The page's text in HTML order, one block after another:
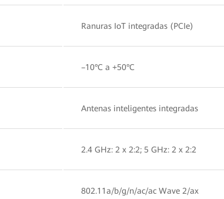
Ranuras IoT integradas (PCIe)
–10°C a +50°C
Antenas inteligentes integradas
2.4 GHz: 2 x 2:2; 5 GHz: 2 x 2:2
802.11a/b/g/n/ac/ac Wave 2/ax